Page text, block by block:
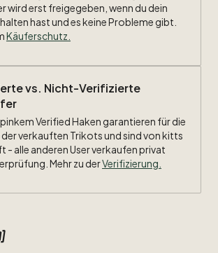
wird erst freigegeben, wenn du dein
hast und es keine Probleme gibt.
Käuferschutz
vs. Nicht-Verifizierte
Verified Haken garantieren für die
verkauften Trikots und sind von kitts
- alle anderen User verkaufen privat
Mehr zu derVerifizierung.